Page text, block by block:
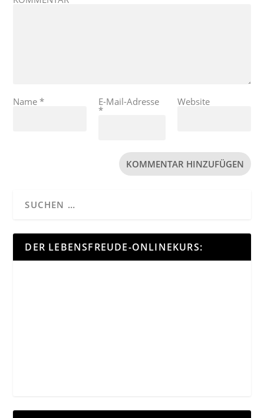
Name* E-Mail-Adresse
*
Website
DER LEBENSFREUDE-ONLINEKURS: